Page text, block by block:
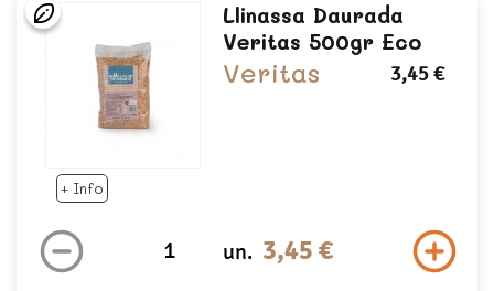
+ Info
Llinassa Daurada
Veritas 500gr Eco
Veritas 3,45 €
un. 3,45 €